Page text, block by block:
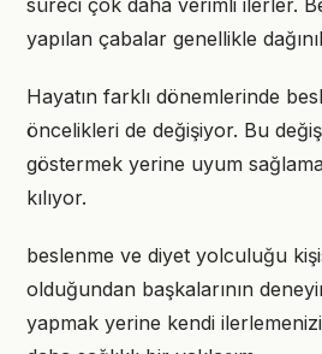
süreci çok daha verimli ilerler.
yapılan çabalar genellikle
Hayatın farklı dönemlerinde
öncelikleri de değişiyor. Bu
göstermek yerine uyum
kılıyor.
beslenme ve diyet yolculuğu
olduğundan başkalarının
yapmak yerine kendi